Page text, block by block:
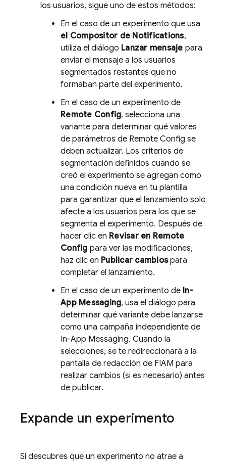
los usuarios, sigue uno de estos métodos:
En el caso de un experimento que usa
el Compositor de Notifications,
utiliza el diálogo Lanzar mensaje para
enviar el mensaje a los usuarios
segmentados restantes que no
formaban parte del experimento.
En el caso de un experimento de
Remote Config, selecciona una
variante para determinar qué valores
de parámetros de Remote Config se
deben actualizar. Los criterios de
segmentación definidos cuando se
creó el experimento se agregan como
una condición nueva en tu plantilla
para garantizar que el lanzamiento solo
afecte a los usuarios para los que se
segmenta el experimento. Después de
hacer clic en Revisar en Remote
Config para ver las modificaciones,
haz clic en Publicar cambiospara
completar el lanzamiento.
En el caso de un experimento de In-
App Messaging, usa el diálogo para
determinar qué variante debe lanzarse
como una campaña independiente de
In-App Messaging. Cuando la
selecciones, se te redireccionará a la
pantalla de redacción de FIAM para
realizar cambios (si es necesario) antes
de publicar.
Expande un experimento
Si descubres que un experimento no atrae a